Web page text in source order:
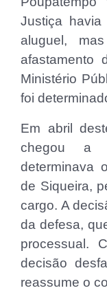
Justiça havia
aluguel,
afastamento
Ministério
foi
Em abril
chegou a
determinava
de Siqueira,
cargo. A
da defesa,
processual.
decisão
reassume o